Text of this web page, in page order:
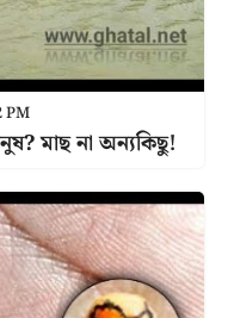
PM
মাছ না অন্যকিছু!